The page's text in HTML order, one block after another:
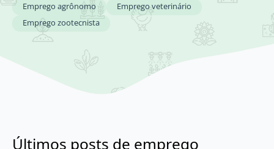
Emprego agrônomo
Emprego veterinário
Emprego zootecnista
Últimos posts de emprego